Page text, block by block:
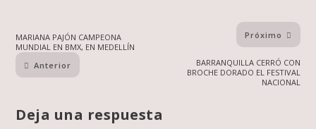
MARIANA PAJÓN CAMPEONA
MUNDIAL EN BMX, EN MEDELLÍN
Anterior
Próximo
BARRANQUILLA CERRÓ CON
BROCHE DORADO EL FESTIVAL
NACIONAL
Deja una respuesta